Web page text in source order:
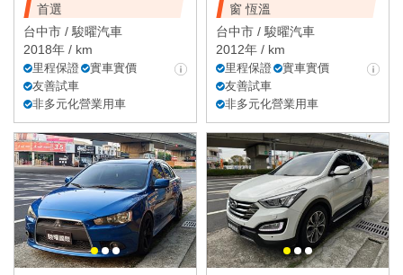
首選
台中市 /駿曜汽車
2018年 / km
里程保證
實車實價
友善試車
非多元化營業用車
窗 恆溫
台中市 /駿曜汽車
2012年 / km
里程保證
實車實價
友善試車
非多元化營業用車